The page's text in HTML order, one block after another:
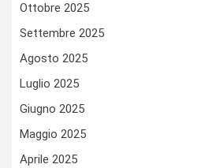
Ottobre 2025
Settembre 2025
Agosto 2025
Luglio 2025
Giugno 2025
Maggio 2025
Aprile 2025